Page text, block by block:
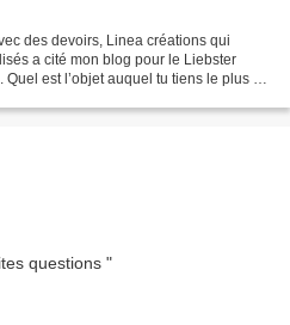
des devoirs, Linea créations qui
a cité mon blog pour le Liebster
est l’objet auquel tu tiens le plus ?